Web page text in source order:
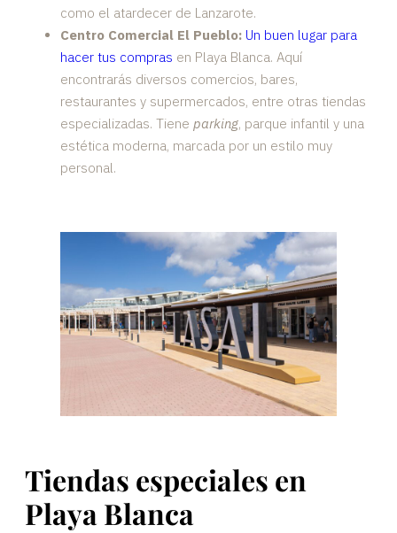
como el atardecer de Lanzarote.
Centro Comercial El Pueblo: Un buen lugar para
hacer tus compras en Playa Blanca. Aquí
encontrarás diversos comercios, bares,
restaurantes y supermercados, entre otras tiendas
especializadas. Tiene parking, parque infantil y una
estética moderna, marcada por un estilo muy
personal.
Tiendas especiales en
Playa Blanca